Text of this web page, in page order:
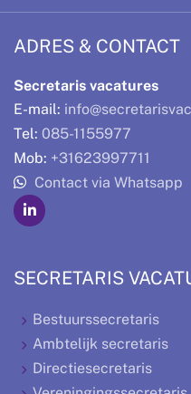
ADRES & CONTACT
Secretaris vacatures
E-mail:
Tel: 085-1155977
Mob: +31623997711
Contact via Whatsapp
SECRETARIS
Bestuurssecretaris
Ambtelijk secretaris
Directiesecretaris